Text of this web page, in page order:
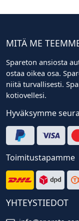
MITÄ ME
Spareton ansiosta
ostaa oikea osa.
niitä turvallisesti.
kotiovellesi.
Hyväksymme
Toimitustapamme
YHTEYSTIEDOT